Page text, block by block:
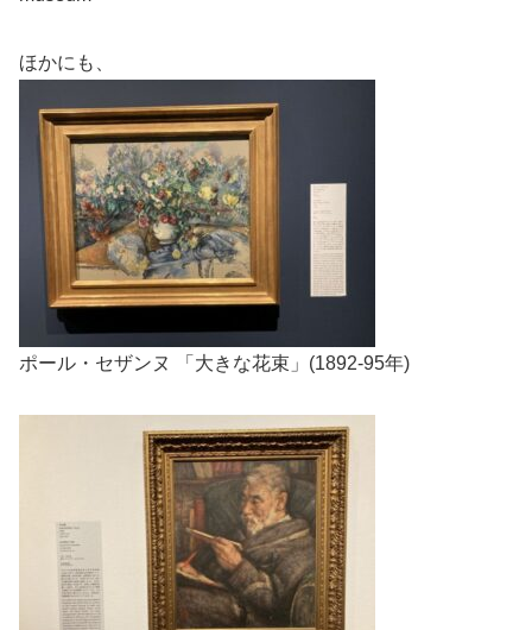
ほかにも、
ポール・セザンヌ 「大きな花束」(1892-95年)